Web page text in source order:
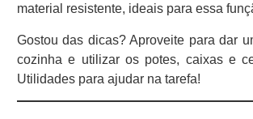
material resistente, ideais para essa
Gostou das dicas? Aproveite para dar
cozinha e utilizar os potes, caixas e
Utilidades para ajudar na tarefa!